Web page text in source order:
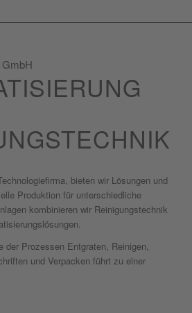
bieten wir Lösungen und
Produktion für unterschiedliche
kombinieren wir Reinigungstechnik
der Prozessen Entgraten, Reinigen,
und Verpacken führt zu einer